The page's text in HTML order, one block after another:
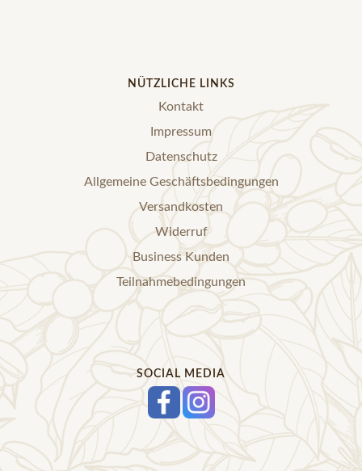
NÜTZLICHE LINKS
Kontakt
Impressum
Datenschutz
Allgemeine Geschäftsbedingungen
Versandkosten
Widerruf
Business Kunden
Teilnahmebedingungen
SOCIAL MEDIA